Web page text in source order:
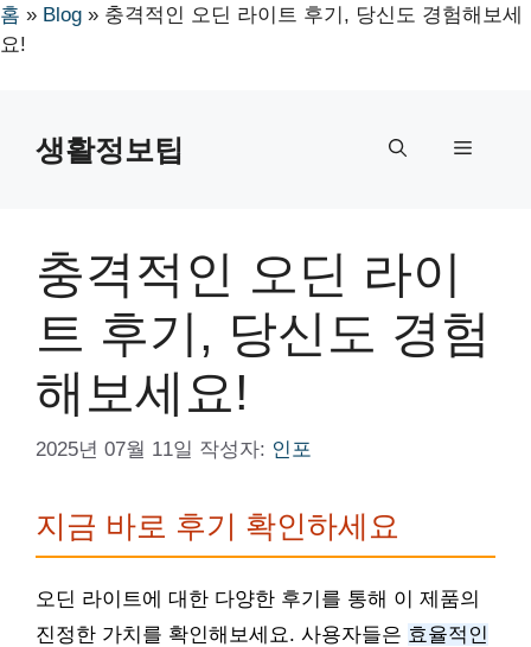
홈 » Blog » 충격적인 오딘 라이트 후기, 당신도 경험해보세
요!
생활정보팁 메
충격적인 오딘 라이
트 후기, 당신도 경험
해보세요!
2025년 07월 11일 작성자: 인포
지금 바로 후기 확인하세요
오딘 라이트에 대한 다양한 후기를 통해 이 제품의
진정한 가치를 확인해보세요. 사용자들은 효율적인